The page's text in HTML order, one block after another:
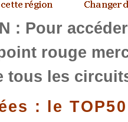
: Pour
rouge
tous les
: le